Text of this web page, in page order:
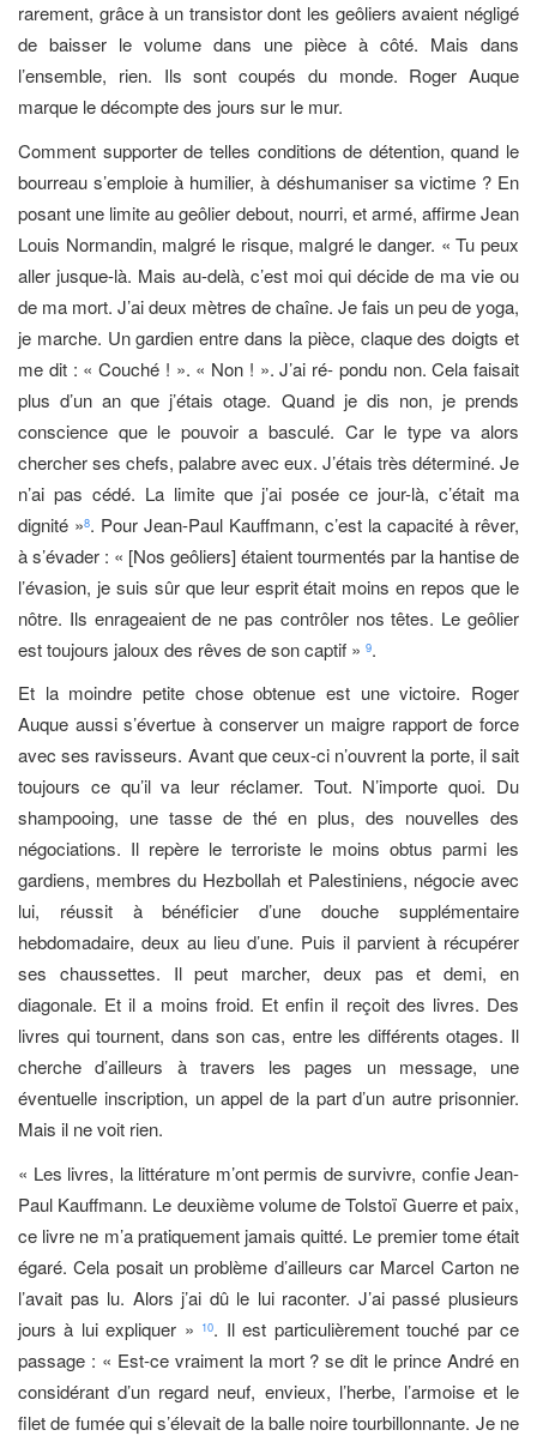
rarement, grâce à un transistor dont les geôliers avaient négligé
de baisser le volume dans une pièce à côté. Mais dans
l’ensemble, rien. Ils sont coupés du monde. Roger Auque
marque le décompte des jours sur le mur.
Comment supporter de telles conditions de détention, quand le
bourreau s’emploie à humilier, à déshumaniser sa victime ? En
posant une limite au geôlier debout, nourri, et armé, affirme Jean
Louis Normandin, malgré le risque, malgré le danger. « Tu peux
aller jusque-là. Mais au-delà, c’est moi qui décide de ma vie ou
de ma mort. J’ai deux mètres de chaîne. Je fais un peu de yoga,
je marche. Un gardien entre dans la pièce, claque des doigts et
me dit : « Couché ! ». « Non ! ». J’ai ré- pondu non. Cela faisait
plus d’un an que j’étais otage. Quand je dis non, je prends
conscience que le pouvoir a basculé. Car le type va alors
chercher ses chefs, palabre avec eux. J’étais très déterminé. Je
n’ai pas cédé. La limite que j’ai posée ce jour-là, c’était ma
dignité »8. Pour Jean-Paul Kauffmann, c’est la capacité à rêver,
à s’évader : « [Nos geôliers] étaient tourmentés par la hantise de
l’évasion, je suis sûr que leur esprit était moins en repos que le
nôtre. Ils enrageaient de ne pas contrôler nos têtes. Le geôlier
est toujours jaloux des rêves de son captif » 9.
Et la moindre petite chose obtenue est une victoire. Roger
Auque aussi s’évertue à conserver un maigre rapport de force
avec ses ravisseurs. Avant que ceux-ci n’ouvrent la porte, il sait
toujours ce qu’il va leur réclamer. Tout. N’importe quoi. Du
shampooing, une tasse de thé en plus, des nouvelles des
négociations. Il repère le terroriste le moins obtus parmi les
gardiens, membres du Hezbollah et Palestiniens, négocie avec
lui, réussit à bénéficier d’une douche supplémentaire
hebdomadaire, deux au lieu d’une. Puis il parvient à récupérer
ses chaussettes. Il peut marcher, deux pas et demi, en
diagonale. Et il a moins froid. Et enfin il reçoit des livres. Des
livres qui tournent, dans son cas, entre les différents otages. Il
cherche d’ailleurs à travers les pages un message, une
éventuelle inscription, un appel de la part d’un autre prisonnier.
Mais il ne voit rien.
« Les livres, la littérature m’ont permis de survivre, confie Jean-
Paul Kauffmann. Le deuxième volume de Tolstoï Guerre et paix,
ce livre ne m’a pratiquement jamais quitté. Le premier tome était
égaré. Cela posait un problème d’ailleurs car Marcel Carton ne
l’avait pas lu. Alors j’ai dû le lui raconter. J’ai passé plusieurs
jours à lui expliquer » 10. Il est particulièrement touché par ce
passage : « Est-ce vraiment la mort ? se dit le prince André en
considérant d’un regard neuf, envieux, l’herbe, l’armoise et le
filet de fumée qui s’élevait de la balle noire tourbillonnante. Je ne